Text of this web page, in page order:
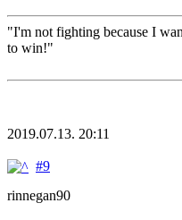
"I'm not fighting because I
to win!"
2019.07.13. 20:11
#9
rinnegan90